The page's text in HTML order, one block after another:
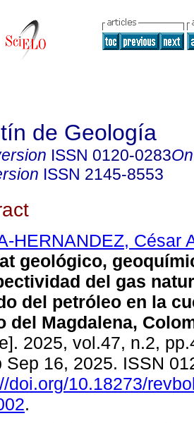
de Geología
ISSN 0120-0283
ISSN 2145-8553
HERNANDEZ, César
geológico,
del gas
del petróleo en la
del Magdalena,
2025, vol.47, n.2,
Sep 16, 2025. ISSN
doi.org/10.18273/
.